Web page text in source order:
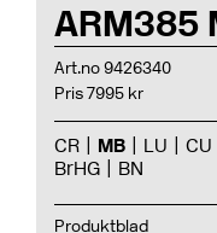
Art.no 9426340
Pris 7995 kr
CR MB LU CU
BrHG
BN
Produktblad